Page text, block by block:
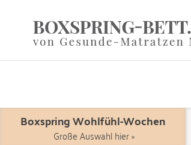
Boxspring Wohlfühl-Wochen
Große Auswahl hier »